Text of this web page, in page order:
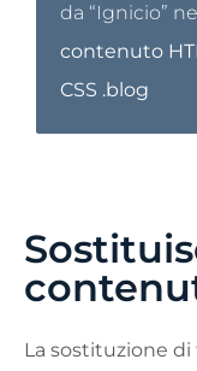
da “Ignicio”
contenuto
CSS .blog
La sostituzione